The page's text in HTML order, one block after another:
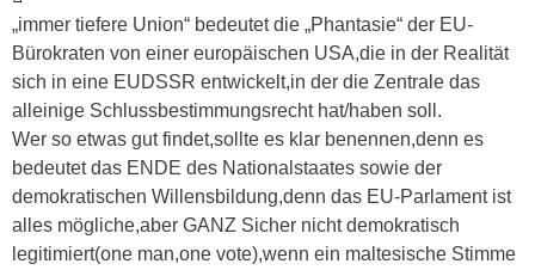
„immer tiefere Union“ bedeutet die „Phantasie“ der EU-
Bürokraten von einer europäischen USA,die in der Realität
sich in eine EUDSSR entwickelt,in der die Zentrale das
alleinige Schlussbestimmungsrecht hat/haben soll.
Wer so etwas gut findet,sollte es klar benennen,denn es
bedeutet das ENDE des Nationalstaates sowie der
demokratischen Willensbildung,denn das EU-Parlament ist
alles mögliche,aber GANZ Sicher nicht demokratisch
legitimiert(one man,one vote),wenn ein maltesische Stimme